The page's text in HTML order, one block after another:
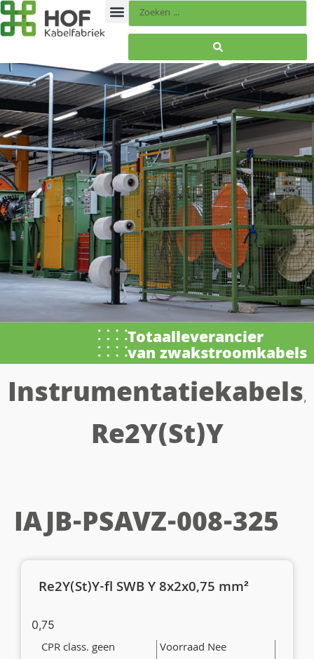
Totaalleverancier
van zwakstroomkabels
Instrumentatiekabels,
Re2Y(St)Y
IAJB-PSAVZ-008-325
Re2Y(St)Y-fl SWB Y 8x2x0,75 mm²
0,75
CPR class. geen
Voorraad Nee